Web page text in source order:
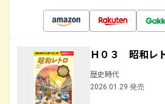
Ｈ０３ 昭和レ
歴史時代
2026.01.29 発売